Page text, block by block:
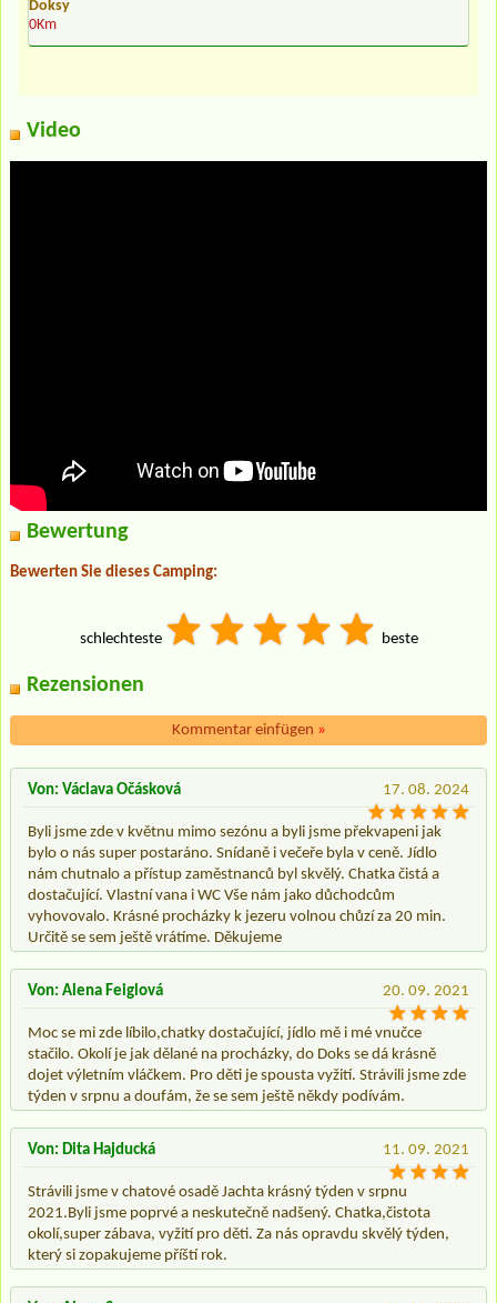
Doksy
0Km
Video
Bewertung
Bewerten Sie dieses Camping:
schlechteste beste
Rezensionen
Kommentar einfügen »
17. 08. 2024
Von: Václava Očásková
Byli jsme zde v květnu mimo sezónu a byli jsme překvapeni jak
bylo o nás super postaráno. Snídaně i večeře byla v ceně. Jídlo
nám chutnalo a přístup zaměstnanců byl skvělý. Chatka čistá a
dostačující. Vlastní vana i WC Vše nám jako důchodcům
vyhovovalo. Krásné procházky k jezeru volnou chůzí za 20 min.
Určitě se sem ještě vrátíme. Děkujeme
20. 09. 2021
Von: Alena Feiglová
Moc se mi zde líbilo,chatky dostačující, jídlo mě i mé vnučce
stačilo. Okolí je jak dělané na procházky, do Doks se dá krásně
dojet výletním vláčkem. Pro děti je spousta vyžití. Strávili jsme zde
týden v srpnu a doufám, že se sem ještě někdy podívám.
11. 09. 2021
Von: Dita Hajducká
Strávili jsme v chatové osadě Jachta krásný týden v srpnu
2021.Byli jsme poprvé a neskutečně nadšený. Chatka,čistota
okolí,super zábava, vyžití pro děti. Za nás opravdu skvělý týden,
který si zopakujeme příští rok.